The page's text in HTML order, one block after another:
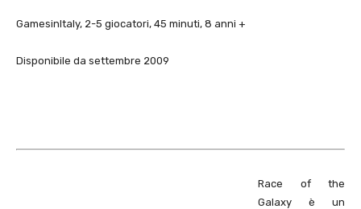
GamesinItaly, 2-5 giocatori, 45 minuti, 8 anni +
Disponibile da settembre 2009
Race of the
Galaxy è un